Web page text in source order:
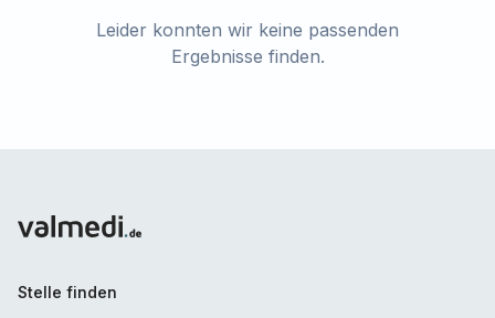
Leider konnten wir keine passenden
Ergebnisse finden.
Stelle finden